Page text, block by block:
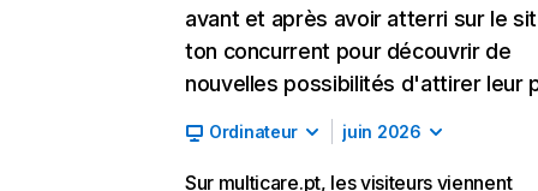
avant et après avoir atterri sur le
ton concurrent pour découvrir de
nouvelles possibilités d'attirer leur
Ordinateur juin 2026
Sur multicare.pt, les visiteurs viennent